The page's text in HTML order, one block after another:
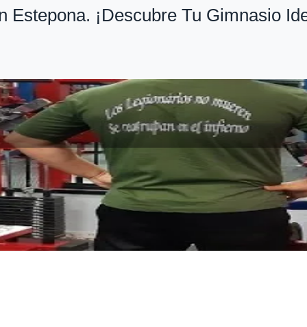
Estepona. ¡Descubre Tu Gimnasio